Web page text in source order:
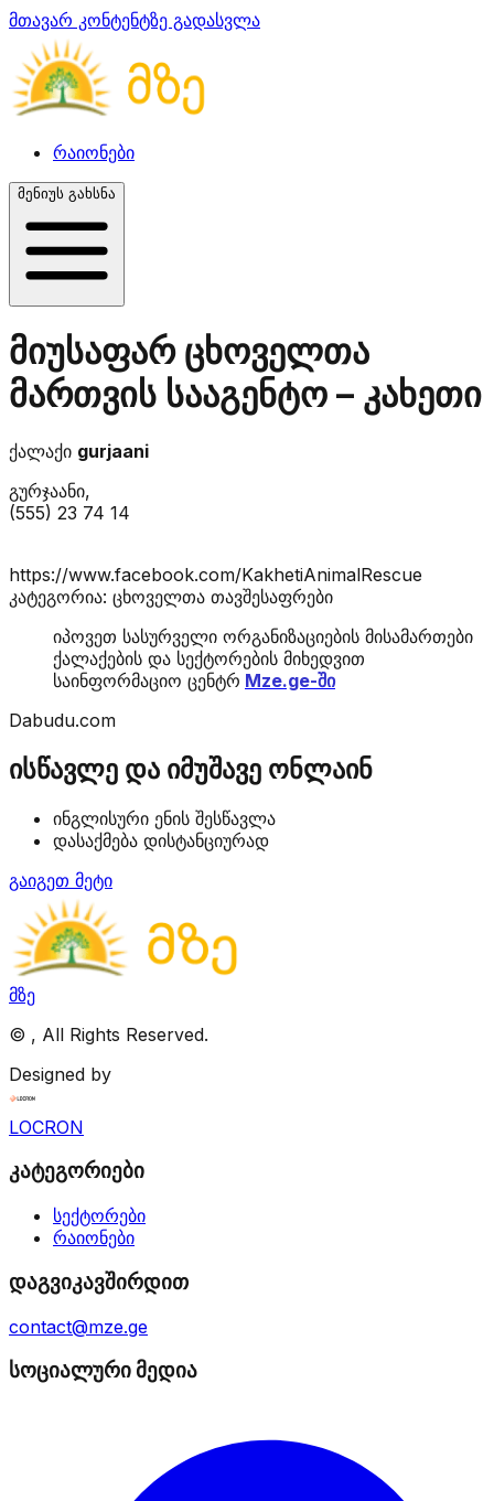
მთავარ კონტენტზე გადასვლა
რაიონები
მენიუს გახსნა
მიუსაფარ ცხოველთა
მართვის სააგენტო – კახეთი
ქალაქი gurjaani
გურჯაანი,
(555) 23 74 14
https://www.facebook.com/KakhetiAnimalRescue
კატეგორია: ცხოველთა თავშესაფრები
იპოვეთ სასურველი ორგანიზაციების მისამართები
ქალაქების და სექტორების მიხედვით
საინფორმაციო ცენტრ Mze.ge-ში
Dabudu.com
ისწავლე და იმუშავე ონლაინ
ინგლისური ენის შესწავლა
დასაქმება დისტანციურად
გაიგეთ მეტი
მზე
© , All Rights Reserved.
Designed by
LOCRON
კატეგორიები
სექტორები
რაიონები
დაგვიკავშირდით
contact@mze.ge
სოციალური მედია